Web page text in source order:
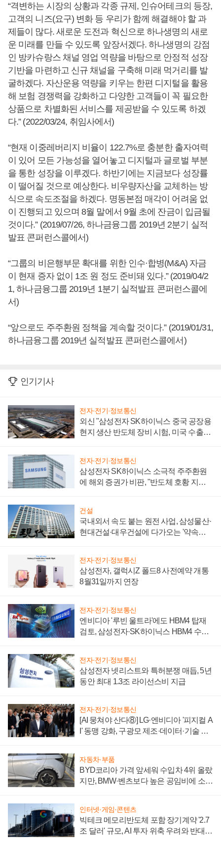
“격변하는 시장의 상황과 각종 규제, 인슈어테크의 등장,
고객의 니즈(요구) 변화 등 우리가 함께 해결해야 할 과
제들이 많다. 새로운 도전과 혁신으로 하나생명의 새로
운 미래를 만들 수 있도록 앞장서겠다. 하나생명의 강점
인 방카슈랑스 채널 영업 역량을 바탕으로 안정적 성장
기반을 마련하고 신규 채널을 구축해 미래 먹거리를 발
굴하겠다. 자산운용 역량을 키우는 한편 디지털을 활용
해 보험 경쟁력을 강화하고 다양한 고객들이 꼭 필요한
상품으로 차별화된 서비스를 제공받을 수 있도록 하겠
다.” (2022/03/24, 취임사에서)
“현재 이중레버리지 비율이 122.7%로 충분한 출자여력
이 있어 모든 가능성을 열어놓고 디지털과 글로벌 부분
을 통한 성장을 이루겠다. 하반기에는 지금보다 성장률
이 떨어질 것으로 예상한다. 비우량자산을 교체하는 방
식으로 속도조절을 하겠다. 명동본점 매각이 어려움 없
이 진행되고 있으며 8월 말에서 9월 초에 잔금이 입금될
것이다.” (2019/07/26, 하나금융그룹 2019년 2분기 실적
발표 콘퍼런스콜에서)
“그룹의 비은행부문 확대를 위한 인수·합병(M&A) 자금
이 현재 증자 없이 1조 원 정도 준비돼 있다.” (2019/04/2
1, 하나금융그룹 2019년 1분기 실적발표 콘퍼런스콜에
서)
“앞으로도 주주환원 정책을 계속할 것이다.” (2019/01/31,
하나금융그룹 2019년 실적발표 콘퍼런스콜에서)
인기기사
전자·전기·정보통신
외신 "삼성전자 SK하이닉스 중국 공장용
현지 생산 반도체 장비 시험, 미국 수출통
전자·전기·정보통신
삼성전자 SK하이닉스 소극적 주주환원
에 해외 증권가 비판, "반도체 호황 지속
건설
국내외서 속도 붙는 원전 사업, 삼성물산·
현대건설·대우건설에 다가오는 '약속의
전자·전기·정보통신
삼성전자, 갤럭시Z 폴드8 사전예약 개통
8월31일까지 연장
전자·전기·정보통신
엔비디아 '루빈 울트라'에도 HBM4 탑재
검토, 삼성전자·SK하이닉스 HBM4 수율
전자·전기·정보통신
삼성전자 넷리스트와 특허분쟁 매듭, 5년
동안 최대 1.3조 라이선스비 지급
전자·전기·정보통신
[AI 뭉쳐야 산다⑧] LG·엔비디아 '피지컬 A
I' 동맹 강화, 구광모 제조·데이터·기술 결
자동차·부품
BYD코리아 가격 앞세워 수입차 4위 올랐
지만, BMW·벤츠보다 높은 공임비에 소비
인터넷·게임·콘텐츠
빅테크 메모리반도체 포함 장기계약 '2.7
조 달러' 규모, AI 투자 위축 우려와 반대